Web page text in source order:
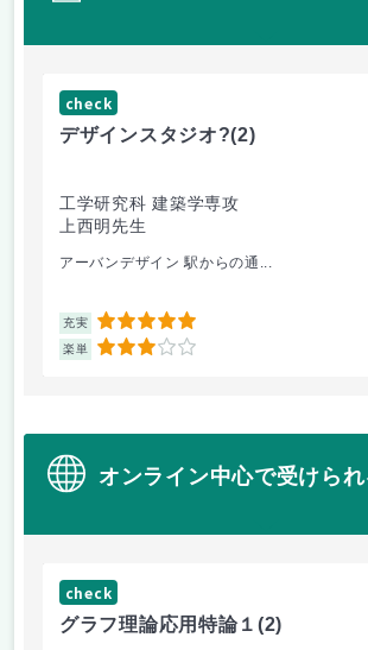
check
デザインスタジオ?(2)
工学研究科 建築学専攻
上西明先生
アーバンデザイン 駅からの通...
充実 5
楽単 3
オンライン中心で受けら
check
グラフ理論応用特論１ (2)